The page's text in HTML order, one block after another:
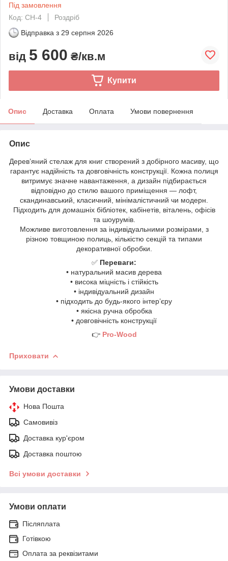
Під замовлення
Код: СН-4
Роздріб
Відправка з 29 серпня 2026
від 5 600 ₴/кв.м
Купити
Опис Доставка Оплата Умови повернення
Опис
Дерев’яний стелаж для книг створений з добірного масиву, що
гарантує надійність та довговічність конструкції. Кожна полиця
витримує значне навантаження, а дизайн підбирається
відповідно до стилю вашого приміщення — лофт,
скандинавський, класичний, мінімалістичний чи модерн.
Підходить для домашніх бібліотек, кабінетів, віталень, офісів
та шоурумів.
Можливе виготовлення за індивідуальними розмірами, з
різною товщиною полиць, кількістю секцій та типами
декоративної обробки.
✅ Переваги:
• натуральний масив дерева
• висока міцність і стійкість
• індивідуальний дизайн
• підходить до будь-якого інтер’єру
• якісна ручна обробка
• довговічність конструкції
👉 Pro-Wood
Приховати
Умови доставки
Нова Пошта
Самовивіз
Доставка кур'єром
Доставка поштою
Всі умови доставки
Умови оплати
Післяплата
Готівкою
Оплата за реквізитами